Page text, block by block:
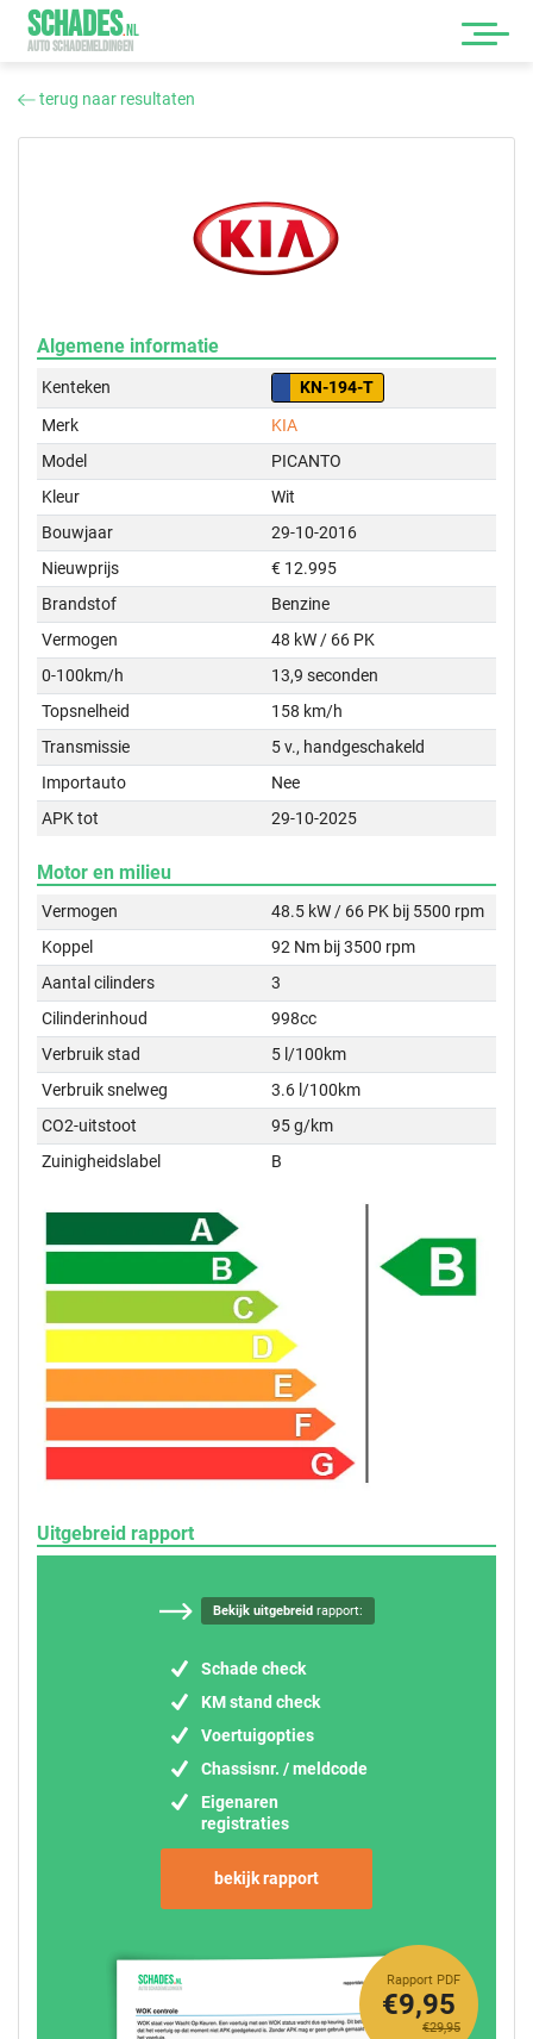
SCHADES.NL
AUTO SCHADEMELDINGEN
terug naar resultaten
Algemene informatie
Kenteken
KN-194-T
Merk
KIA
Model
PICANTO
Kleur
Wit
Bouwjaar
29-10-2016
Nieuwprijs
€ 12.995
Brandstof
Benzine
Vermogen
48 kW / 66 PK
0-100km/h
13,9 seconden
Topsnelheid
158 km/h
Transmissie
5 v., handgeschakeld
Importauto
Nee
APK tot
29-10-2025
Motor en milieu
Vermogen
48.5 kW / 66 PK bij 5500 rpm
Koppel
92 Nm bij 3500 rpm
Aantal cilinders
3
Cilinderinhoud
998cc
Verbruik stad
5 l/100km
Verbruik snelweg
3.6 l/100km
CO2-uitstoot
95 g/km
Zuinigheidslabel
B
Uitgebreid rapport
Bekijk uitgebreidrapport:
Schade check
KM stand check
Voertuigopties
Chassisnr. / meldcode
Eigenaren
registraties
bekijk rapport
Rapport PDF
€29,95
€9,95